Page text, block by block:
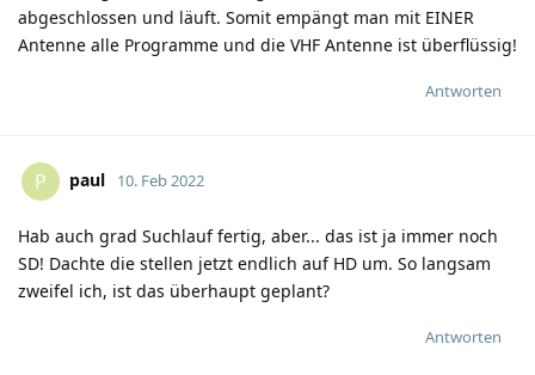
abgeschlossen und läuft. Somit empängt man mit EINER
Antenne alle Programme und die VHF Antenne ist überflüssig!
Antworten
P paul 10. Feb 2022
Hab auch grad Suchlauf fertig, aber... das ist ja immer noch
SD! Dachte die stellen jetzt endlich auf HD um. So langsam
zweifel ich, ist das überhaupt geplant?
Antworten